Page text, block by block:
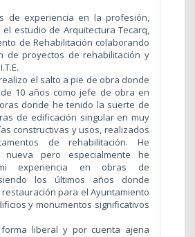
de experiencia en la profesión,
estudio de Arquitectura Tecarq,
de Rehabilitación colaborando
de proyectos de rehabilitación y
el salto a pie de obra donde
10 años como jefe de obra en
donde he tenido la suerte de
de edificación singular en muy
constructivas y usos, realizados
de rehabilitación. He
nueva pero especialmente he
experiencia en obras de
los últimos años donde
para el Ayuntamiento
y monumentos significativos
liberal y por cuenta ajena